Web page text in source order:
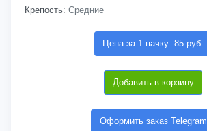
Крепость: Средние
Цена за 1 пачку: 85 руб.
Добавить в корзину
Оформить заказ Telegram